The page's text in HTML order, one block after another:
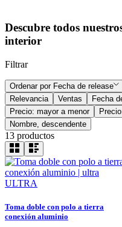
Descubre todos
interior
Filtrar
Ordenar por Fecha de release
Relevancia
Ventas Fecha
Precio: mayor a menor
Nombre, descendente
13 productos
ULTRA
Toma doble con polo a tierra
conexión aluminio